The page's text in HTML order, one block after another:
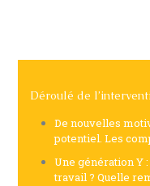
Déroulé de
De nouvelles
potentiel. Les
Une génération Y
travail ? Quelle